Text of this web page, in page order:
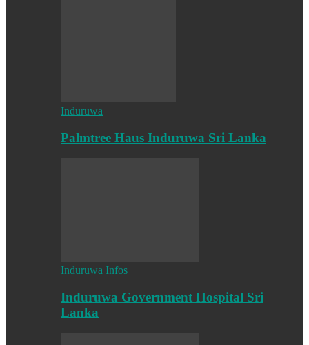
Induruwa
Palmtree Haus Induruwa Sri Lanka
Induruwa Infos
Induruwa Government Hospital Sri
Lanka